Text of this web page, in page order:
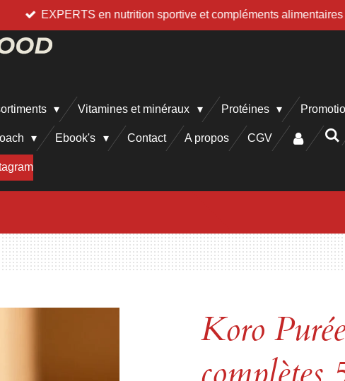
EXPERTS en nutrition sportive et compléments alimentaires
Vitamines et minéraux Protéines
Ebook's Contact A propos CGV
Koro